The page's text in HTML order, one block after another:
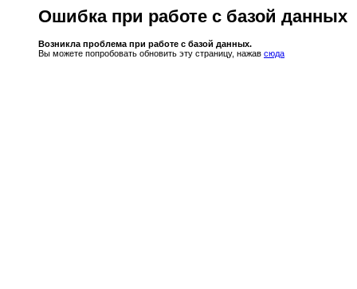
Ошибка при работе с базой данных
Возникла проблема при работе с базой данных.
Вы можете попробовать обновить эту страницу, нажав сюда